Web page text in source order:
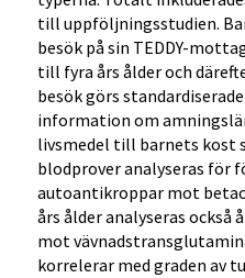
till uppföljningsstudien.
besök på sin TEDDY-
till fyra års ålder och
besök görs
information om
livsmedel till barnets kost
blodprover analyseras för
autoantikroppar mot
års ålder analyseras
mot
korrelerar med graden av